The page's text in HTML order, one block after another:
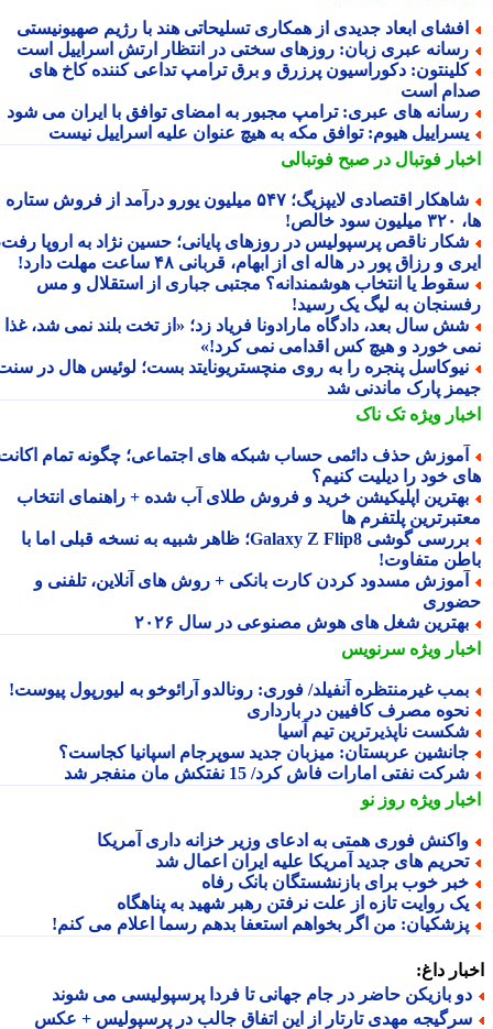
ابعاد جدیدی از همکاری تسلیحاتی هند با رژیم صهیونیستی
عبری زبان: روزهای سختی در انتظار ارتش اسراییل است
دکوراسیون پرزرق و برق ترامپ تداعی کننده کاخ های
است
های عبری: ترامپ مجبور به امضای توافق با ایران می شود
هیوم: توافق مکه به هیچ عنوان علیه اسراییل نیست
فوتبال در صبح فوتبالی
شاهکار اقتصادی لایپزیگ؛ ۵۴۷ میلیون یورو درآمد از فروش ستاره
ناقص پرسپولیس در روزهای پایانی؛ حسین نژاد به اروپا رفت،
و رزاق پور در هاله ای از ابهام، قربانی ۴۸ ساعت مهلت دارد!
یا انتخاب هوشمندانه؟ مجتبی جباری از استقلال و مس
به لیگ یک رسید!
سال بعد، دادگاه مارادونا فریاد زد؛ «از تخت بلند نمی شد، غذا
خورد و هیچ کس اقدامی نمی کرد!»
پنجره را به روی منچستریونایتد بست؛ لوئیس هال در سنت
پارک ماندنی شد
ویژهتک ناک
حذف دائمی حساب شبکه های اجتماعی؛ چگونه تمام اکانت
خود را دیلیت کنیم؟
اپلیکیشن خرید و فروش طلای آب شده + راهنمای انتخاب
پلتفرم ها
بررسی گوشی Galaxy Z Flip8؛ ظاهر شبیه به نسخه قبلی اما با
متفاوت!
مسدود کردن کارت بانکی + روش های آنلاین، تلفنی و
شغل های هوش مصنوعی در سال ۲۰۲۶
ویژهسرنویس
غیرمنتظره آنفیلد/ فوری: رونالدو آرائوخو به لیورپول پیوست!
مصرف کافیین در بارداری
ناپذیرترین تیم آسیا
عربستان: میزبان جدید سوپرجام اسپانیا کجاست؟
نفتی امارات فاش کرد/ 15 نفتکش مان منفجر شد
ویژهروز نو
فوری همتی به ادعای وزیر خزانه داری آمریکا
های جدید آمریکا علیه ایران اعمال شد
خوب برای بازنشستگان بانک رفاه
روایت تازه از علت نرفتن رهبر شهید به پناهگاه
من اگر بخواهم استعفا بدهم رسما اعلام می کنم!
داغ:
بازیکن حاضر در جام جهانی تا فردا پرسپولیسی می شوند
مهدی تارتار از این اتفاق جالب در پرسپولیس + عکس